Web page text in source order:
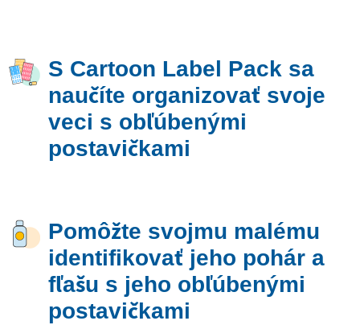
S Cartoon Label Pack sa
naučíte organizovať svoje
veci s obľúbenými
postavičkami
Pomôžte svojmu malému
identifikovať jeho pohár a
fľašu s jeho obľúbenými
postavičkami